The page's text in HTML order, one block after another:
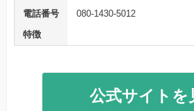
電話番号
080-1430-5012
特徴
公式サイトを